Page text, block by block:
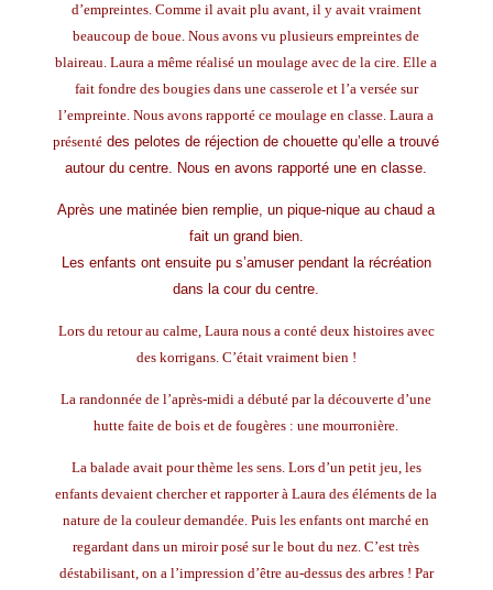
d’empreintes. Comme il avait plu avant, il y avait vraiment
beaucoup de boue. Nous avons vu plusieurs empreintes de
blaireau. Laura a même réalisé un moulage avec de la cire. Elle a
fait fondre des bougies dans une casserole et l’a versée sur
l’empreinte. Nous avons rapportéce moulage en classe. Laura a
présenté des pelotes de réjection de chouette qu’elle a trouvé
autour du centre. Nous en avons rapporté une en classe.
Après une matinée bien remplie, un pique-nique au chaud a
fait un grand bien.
Les enfants ont ensuite pu s’amuser pendant la récréation
dans la cour du centre.
Lors du retour au calme, Laura nous a conté deux histoires avec
des korrigans. C’était vraiment bien !
La randonnée de l’après-midi a débuté par la découverte d’une
hutte faite de bois et de fougères : une mourronière.
La balade avait pour thème les sens. Lors d’un petit jeu, les
enfants devaient chercher et rapporter à Laura des éléments de la
nature de la couleur demandée.Puis les enfants ont marché en
regardant dans un miroir posé sur le bout du nez. C’est très
déstabilisant, on a l’impression d’être au-dessus des arbres ! Par